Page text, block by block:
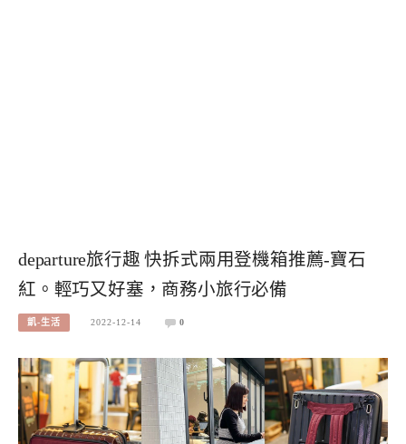
departure旅行趣 快拆式兩用登機箱推薦-寶石
紅。輕巧又好塞，商務小旅行必備
凱-生活 2022-12-14 0